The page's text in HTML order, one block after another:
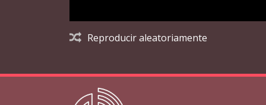
Reproducir aleatoriamente